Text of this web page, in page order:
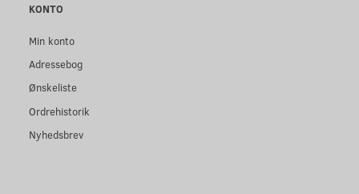
KONTO
Min konto
Adressebog
Ønskeliste
Ordrehistorik
Nyhedsbrev